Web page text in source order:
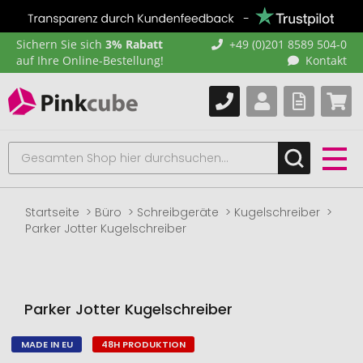
Sichern Sie sich 3% Rabatt
auf Ihre Online-Bestellung!
+49 (0)201 8589 504-0
Kontakt
Startseite Büro Schreibgeräte
Kugelschreiber
Parker Jotter Kugelschreiber
Parker Jotter Kugelschreiber
Zum
MADE IN EU 48H PRODUKTION